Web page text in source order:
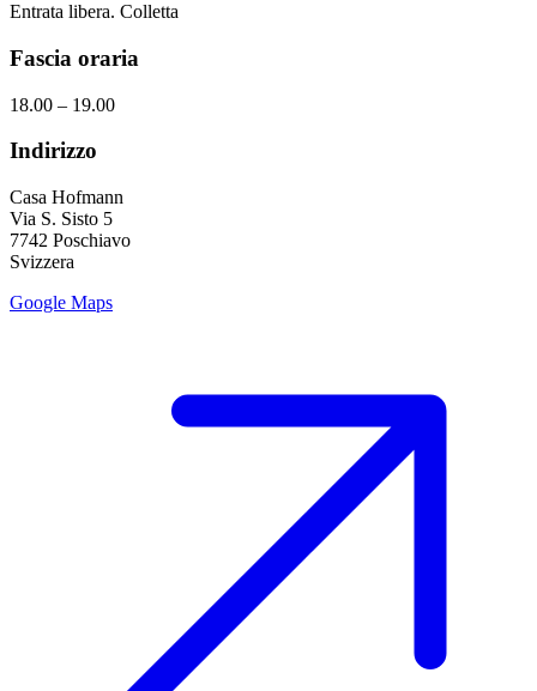
Entrata libera. Colletta
Fascia oraria
18.00 – 19.00
Indirizzo
Casa Hofmann
Via S. Sisto 5
7742 Poschiavo
Svizzera
Google Maps